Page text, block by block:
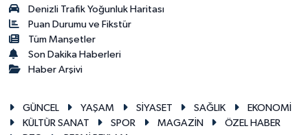
Denizli Trafik Yoğunluk Haritası
Puan Durumu ve Fikstür
Tüm Manşetler
Son Dakika Haberleri
Haber Arşivi
GÜNCEL YAŞAM SİYASET SAĞLIK
EKONOMİ
KÜLTÜR SANAT
SPOR MAGAZİN
ÖZEL HABER